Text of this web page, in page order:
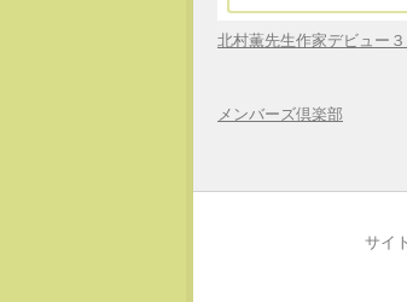
北村薫先生作家デビュー
メンバーズ倶楽部
サイ